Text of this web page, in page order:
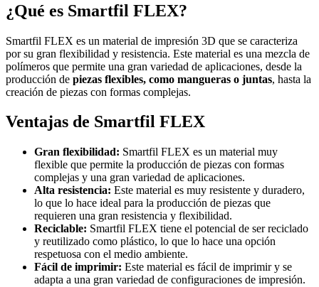
¿Qué es Smartfil FLEX?
Smartfil FLEX es un material de impresión 3D que se caracteriza
por su gran flexibilidad y resistencia. Este material es una mezcla de
polímeros que permite una gran variedad de aplicaciones, desde la
producción de piezas flexibles, como mangueras o juntas, hasta la
creación de piezas con formas complejas.
Ventajas de Smartfil FLEX
Gran flexibilidad: Smartfil FLEX es un material muy
flexible que permite la producción de piezas con formas
complejas y una gran variedad de aplicaciones.
Alta resistencia: Este material es muy resistente y duradero,
lo que lo hace ideal para la producción de piezas que
requieren una gran resistencia y flexibilidad.
Reciclable: Smartfil FLEX tiene el potencial de ser reciclado
y reutilizado como plástico, lo que lo hace una opción
respetuosa con el medio ambiente.
Fácil de imprimir: Este material es fácil de imprimir y se
adapta a una gran variedad de configuraciones de impresión.